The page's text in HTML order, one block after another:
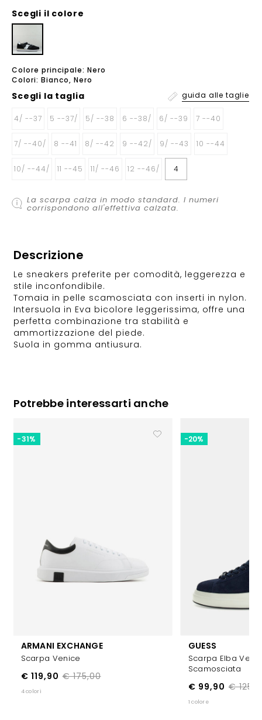
Scegli il colore
Colore principale: Nero
Colori: Bianco, Nero
Scegli la taglia guida alle taglie
4/ --37 5 --37/ 5/ --38 6 --38/ 6/ --39 7 --40
7/ --40/ 8 --41 8/ --42 9 --42/ 9/ --43 10 --44
10/ --44/ 11 --45 11/ --46 12 --46/ 4
La scarpa calza in modo standard. I numeri
corrispondono all'effettiva calzata.
Descrizione
Le sneakers preferite per comodità, leggerezza e
stile inconfondibile.
Tomaia in pelle scamosciata con inserti in nylon.
Intersuola in Eva bicolore leggerissima, offre una
perfetta combinazione tra stabilità e
ammortizzazione del piede.
Suola in gomma antiusura.
Potrebbe interessarti anche
ARMANI EXCHANGE
Scarpa Venice
€ 175,00
€ 119,90
-31%
4 colori
GUESS
Scarpa Elba Vera
Scamosciata
€
€ 99,90
-20%
1 colore